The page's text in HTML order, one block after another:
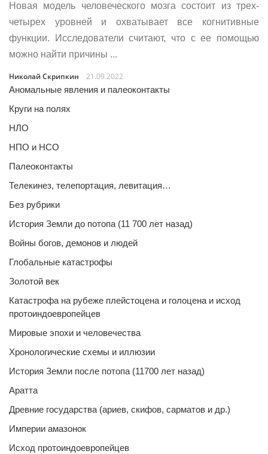
Новая модель человеческого мозга состоит из трех-
четырех уровней и охватывает все когнитивные
функции. Исследователи считают, что с ее помощью
можно найти причины ...
Николай Скрипкин
21.09.2022
Аномальные явления и палеоконтакты
Круги на полях
НЛО
НПО и НСО
Палеоконтакты
Телекинез, телепортация, левитация…
Без рубрики
История Земли до потопа (11 700 лет назад)
Войны богов, демонов и людей
Глобальные катастрофы
Золотой век
Катастрофа на рубеже плейстоцена и голоцена и исход
протоиндоевропейцев
Мировые эпохи и человечества
Хронологические схемы и иллюзии
История Земли после потопа (11700 лет назад)
Аратта
Древние государства (ариев, скифов, сарматов и др.)
Империи амазонок
Исход протоиндоевропейцев